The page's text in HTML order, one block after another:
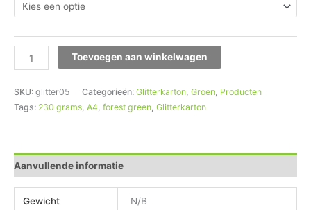
Toevoegen aan winkelwagen
SKU: glitter05 Categorieën: Glitterkarton, Groen, Producten
Tags: 230 grams, A4, forest green, Glitterkarton
Aanvullende informatie
Gewicht N/B